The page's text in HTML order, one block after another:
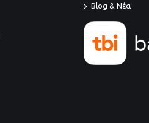
Blog & Νέα